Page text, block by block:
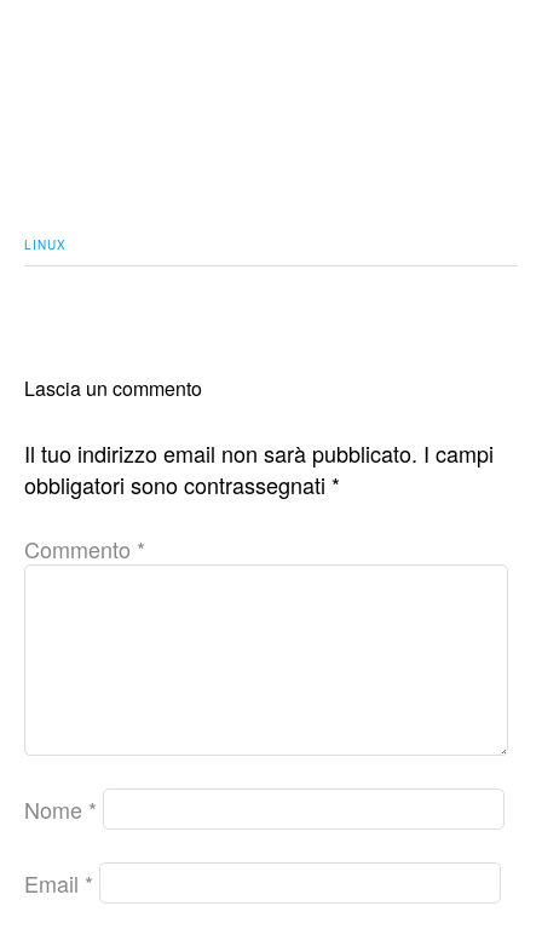
LINUX
Lascia un commento
Il tuo indirizzo email non sarà pubblicato. I campi
obbligatori sono contrassegnati *
Commento *
Nome *
Email *